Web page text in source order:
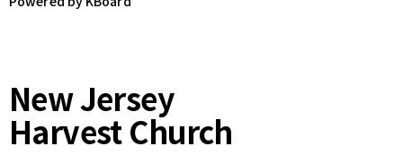
New Jersey
Harvest Church